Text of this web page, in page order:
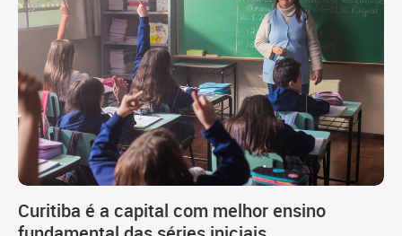
Curitiba é a capital com melhor ensino